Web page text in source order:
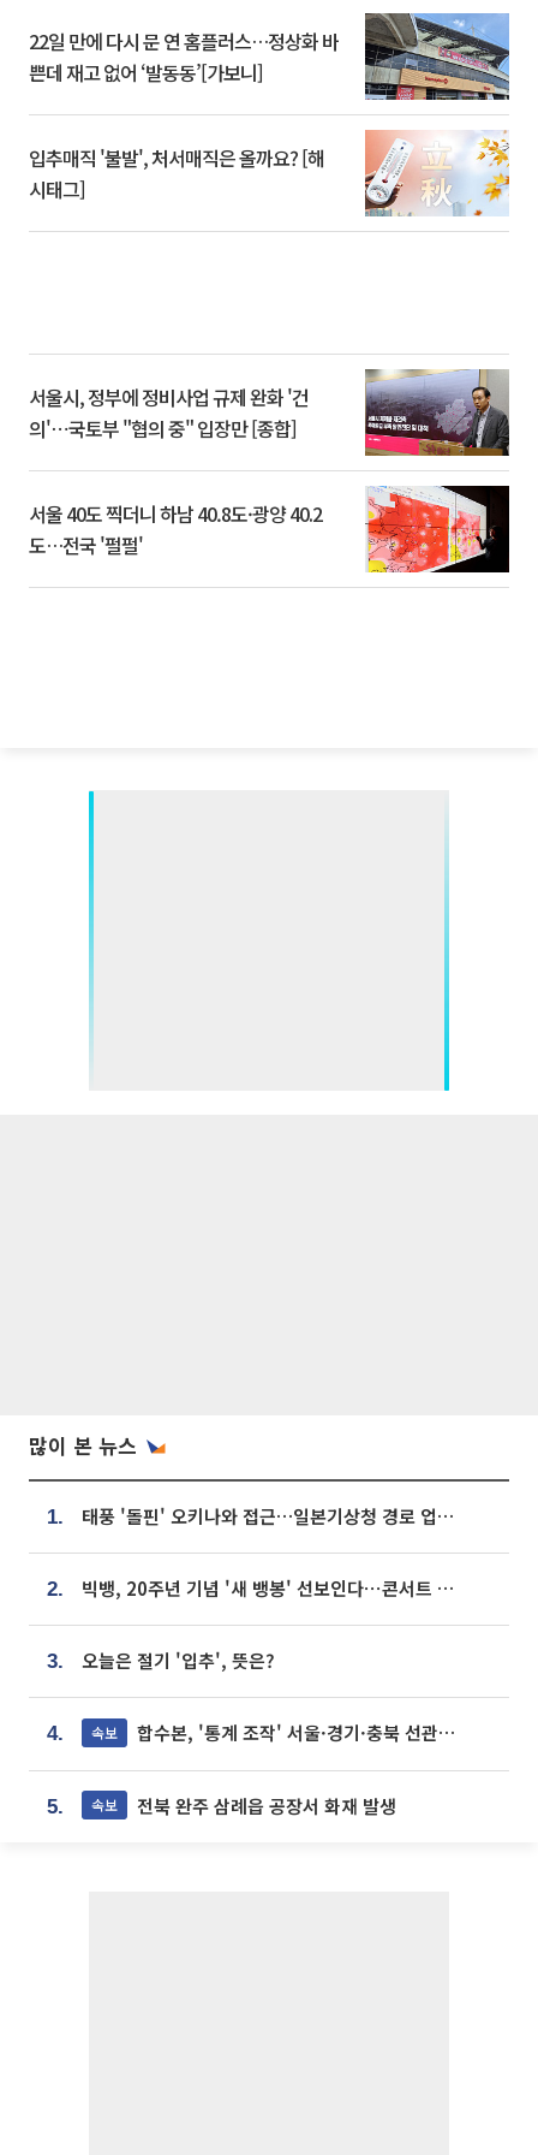
22일 만에 다시 문 연 홈플러스…정상화 바
쁜데 재고 없어 ‘발동동’[가보니]
입추매직 '불발', 처서매직은 올까요? [해
시태그]
서울시, 정부에 정비사업 규제 완화 '건
의'⋯국토부 "협의 중" 입장만 [종합]
서울 40도 찍더니 하남 40.8도·광양 40.2
도…전국 '펄펄'
많이 본 뉴스
1. 태풍 '돌핀' 오키나와 접근…일본기상청 경로 업데이트
2. 빅뱅, 20주년 기념 '새 뱅봉' 선보인다⋯콘서트 앞두고 팝업 개최
3. 오늘은 절기 '입추', 뜻은?
4. 속보 합수본, '통계 조작' 서울·경기·충북 선관위 등 추가 압수수색
5. 속보 전북 완주 삼례읍 공장서 화재 발생